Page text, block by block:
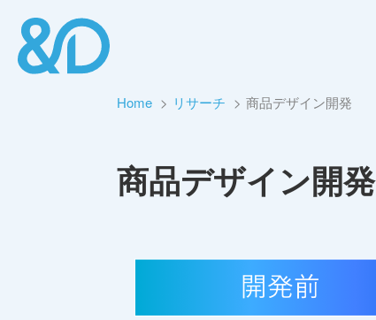
Home リサーチ 商品デザイン開発
商品デザイン開発